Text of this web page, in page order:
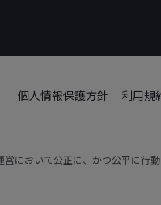
個人情報保護方針 利用規
において公正に、かつ公平に行